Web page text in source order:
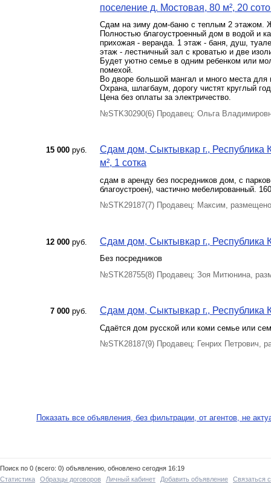
поселение д. Мостовая, 80 м², 20
Сдам на зиму дом-баню с теплым 2 этажом.
Полностью благоустроенный дом в водой и
прихожая - веранда. 1 этаж - баня, душ,
этаж - лестничный зал с кроватью и две
Будет уютно семье в одним ребенком или
помехой.
Во дворе большой мангал и много места для
Охрана, шлагбаум, дорогу чистят круглый
Цена без оплаты за электричество.
№STK30290(6) Продавец: Ольга
15 000 руб.
Сдам дом, Сыктывкар г., Республика
м², 1 сотка
сдам в аренду без посредников дом, с
благоустроен), частично мебелированный.
№STK29187(7) Продавец: Максим, размещено
12 000 руб. Сдам дом, Сыктывкар г., Республика
Без посредников
№STK28755(8) Продавец: Зоя Митюнина,
7 000 руб. Сдам дом, Сыктывкар г., Республика
Сдаётся дом русской или коми семье или
№STK28187(9) Продавец: Генрих Петрович,
Показать все объявления, без фильтрации, от агентов, не
Поиск по 0 (всего: 0) объявлению, обновлено сегодня 16:19
Статистика
Образцы договоров Личный кабинет Добавить объявление Связаться